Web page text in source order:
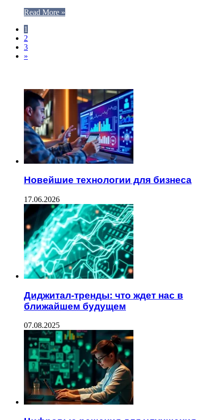
Read More »
1
2
3
»
Новейшие технологии для бизнеса
17.06.2026
Диджитал-тренды: что ждет нас в
ближайшем будущем
07.08.2025